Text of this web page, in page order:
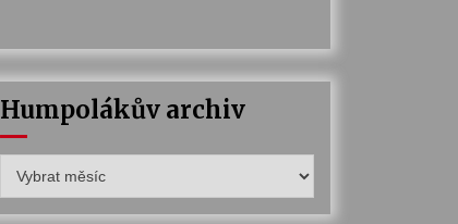
Humpolákův archiv
archiv